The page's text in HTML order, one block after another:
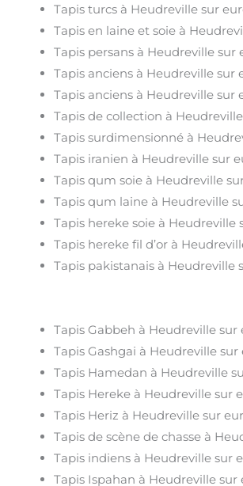
Tapis turcs à Heudreville sur
Tapis en laine et soie à
Tapis persans à Heudreville sur
Tapis anciens à Heudreville sur
Tapis anciens à Heudreville sur
Tapis de collection à
Tapis surdimensionné à
Tapis iranien à Heudreville sur
Tapis qum soie à Heudreville
Tapis qum laine à Heudreville
Tapis hereke soie à Heudreville
Tapis hereke fil d’or à
Tapis pakistanais à Heudreville
Tapis Gabbeh à Heudreville sur
Tapis Gashgai à Heudreville sur
Tapis Hamedan à Heudreville
Tapis Hereke à Heudreville sur
Tapis Heriz à Heudreville sur
Tapis de scène de chasse à
Tapis indiens à Heudreville sur
Tapis Ispahan à Heudreville sur